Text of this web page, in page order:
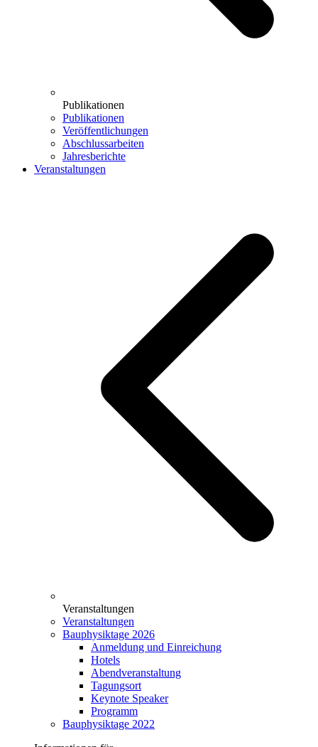
Publikationen
Publikationen
Veröffentlichungen
Abschlussarbeiten
Jahresberichte
Veranstaltungen
Veranstaltungen
Veranstaltungen
Bauphysiktage 2026
Anmeldung und Einreichung
Hotels
Abendveranstaltung
Tagungsort
Keynote Speaker
Programm
Bauphysiktage 2022